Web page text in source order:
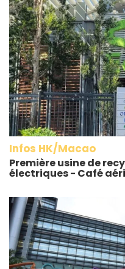
Infos HK/Macao
Première usine de
électriques - Café